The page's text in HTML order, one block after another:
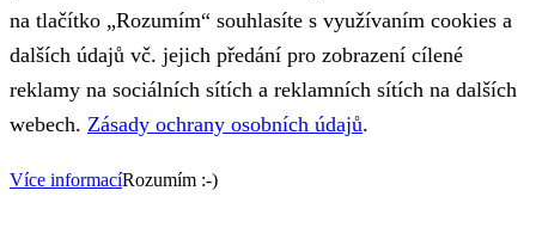
na tlačítko „Rozumím“ souhlasíte s využívaním cookies a
dalších údajů vč. jejich předání pro zobrazení cílené
reklamy na sociálních sítích a reklamních sítích na dalších
webech. Zásady ochrany osobních údajů.
Více informacíRozumím :-)